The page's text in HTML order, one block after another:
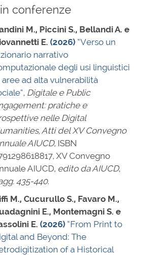
conferenze
M., Piccini S., Bellandi A. e
E. (2026) “Verso un
narrativo
degli usi linguistici
aree ad alta vulnerabilità
, Digitale e Public
pratiche e
nelle Digital
Atti del XV Convegno
AIUCD, ISBN
, XV Convegno
AIUCD, edito da AIUCD,
435-440.
M., Cucurullo S., Favaro M.,
E., Montemagni S. e
E. (2026) “From Print to
and Beyond: The
of a Historical